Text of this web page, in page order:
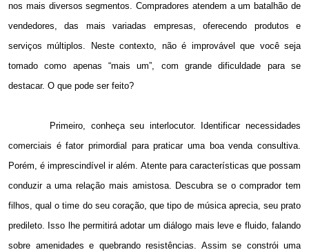
nos mais diversos segmentos. Compradores atendem a um batalhão de
vendedores, das mais variadas empresas, oferecendo produtos e
serviços múltiplos. Neste contexto, não é improvável que você seja
tomado como apenas “mais um”, com grande dificuldade para se
destacar. O que pode ser feito?
Primeiro, conheça seu interlocutor. Identificar necessidades
comerciais é fator primordial para praticar uma boa venda consultiva.
Porém, é imprescindível ir além. Atente para características que possam
conduzir a uma relação mais amistosa. Descubra se o comprador tem
filhos, qual o time do seu coração, que tipo de música aprecia, seu prato
predileto. Isso lhe permitirá adotar um diálogo mais leve e fluido, falando
sobre amenidades e quebrando resistências. Assim se constrói uma